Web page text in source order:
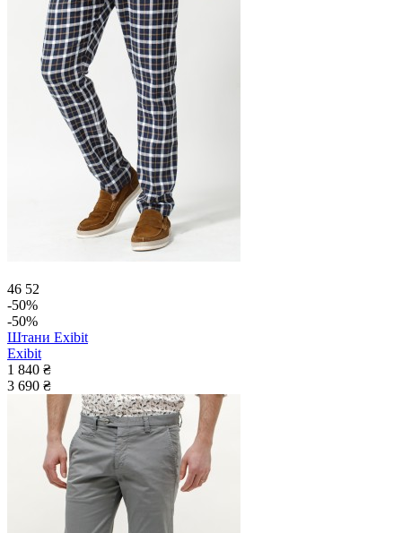
46 52
-50%
-50%
Штани Exibit
Exibit
1 840 ₴
3 690 ₴